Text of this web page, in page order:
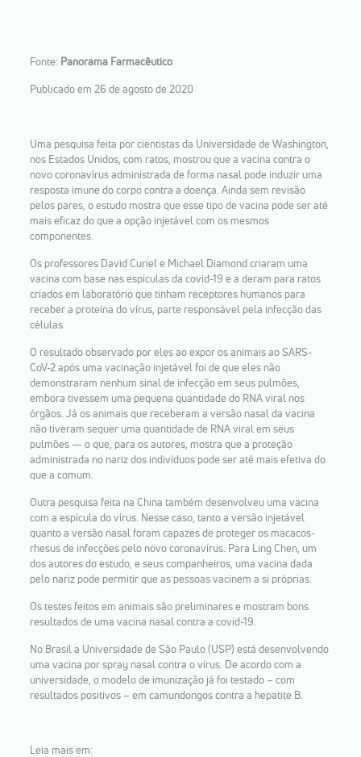
Fonte: Panorama Farmacêutico
Publicado em 26 de agosto de 2020
Uma pesquisa feita por cientistas da Universidade de Washington,
nos Estados Unidos, com ratos, mostrou que a vacina contra o
novo coronavírus administrada de forma nasal pode induzir uma
resposta imune do corpo contra a doença. Ainda sem revisão
pelos pares, o estudo mostra que esse tipo de vacina pode ser até
mais eficaz do que a opção injetável com os mesmos
componentes.
Os professores David Curiel e Michael Diamond criaram uma
vacina com base nas espículas da covid-19 e a deram para ratos
criados em laboratório que tinham receptores humanos para
receber a proteína do vírus, parte responsável pela infecção das
células.
O resultado observado por eles ao expor os animais ao SARS-
CoV-2 após uma vacinação injetável foi de que eles não
demonstraram nenhum sinal de infecção em seus pulmões,
embora tivessem uma pequena quantidade do RNA viral nos
órgãos. Já os animais que receberam a versão nasal da vacina
não tiveram sequer uma quantidade de RNA viral em seus
pulmões — o que, para os autores, mostra que a proteção
administrada no nariz dos indivíduos pode ser até mais efetiva do
que a comum.
Outra pesquisa feita na China também desenvolveu uma vacina
com a espícula do vírus. Nesse caso, tanto a versão injetável
quanto a versão nasal foram capazes de proteger os macacos-
rhesus de infecções pelo novo coronavírus. Para Ling Chen, um
dos autores do estudo, e seus companheiros, uma vacina dada
pelo nariz pode permitir que as pessoas vacinem a si próprias.
Os testes feitos em animais são preliminares e mostram bons
resultados de uma vacina nasal contra a covid-19.
No Brasil a Universidade de São Paulo (USP) está desenvolvendo
uma vacina por spray nasal contra o vírus. De acordo com a
universidade, o modelo de imunização já foi testado – com
resultados positivos – em camundongos contra a hepatite B.
Leia mais em: